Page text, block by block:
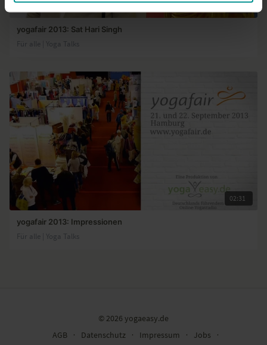
03:03
yogafair 2013: Sat Hari Singh
Für alle | Yoga Talks
02:31
yogafair 2013: Impressionen
Für alle | Yoga Talks
© 2026 yogaeasy.de
AGB
∙ Datenschutz ∙ Impressum ∙ Jobs ∙